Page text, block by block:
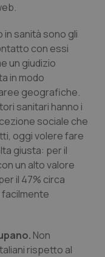
Ulcerosa
sanità sono gli
con essi
un giudizio
in modo
geografiche.
sanitari hanno i
sociale che
oggi volere fare
giusta: per il
un alto valore
il 47% circa
Non
rispetto al